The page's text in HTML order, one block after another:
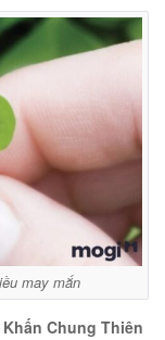
may mắn
Chung Thiên